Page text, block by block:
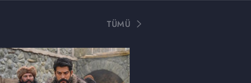
TÜMÜ